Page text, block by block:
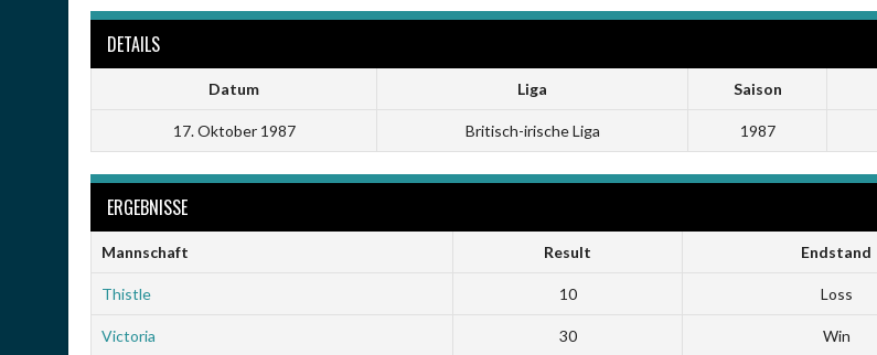
DETAILS
Datum Liga Saison
17. Oktober 1987 Britisch-irische Liga 1987
ERGEBNISSE
Mannschaft Result Endstand
Thistle 10 Loss
Victoria 30 Win